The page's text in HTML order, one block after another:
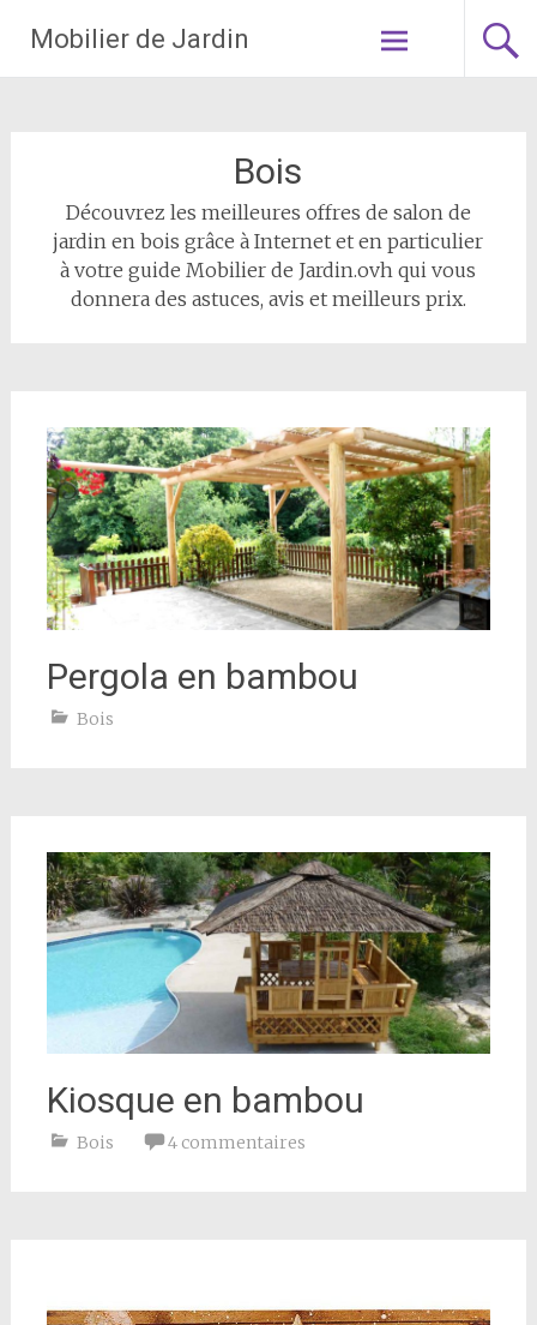
Mobilier de Jardin
Aller
au
contenu
Bois
Découvrez les meilleures offres de salon de
jardin en bois grâce à Internet et en particulier
à votre guide Mobilier de Jardin.ovh qui vous
donnera des astuces, avis et meilleurs prix.
Pergola en bambou
Bois
Kiosque en bambou
Bois 4 commentaires